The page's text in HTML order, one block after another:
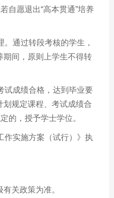
自愿退出“高本贯通”培养
通过转段考核的学生，
期间，原则上学生不得转
试成绩合格，达到毕业要
规定课程、考试成绩合
的，授予学士学位。
作实施方案（试行）》执
关政策为准。